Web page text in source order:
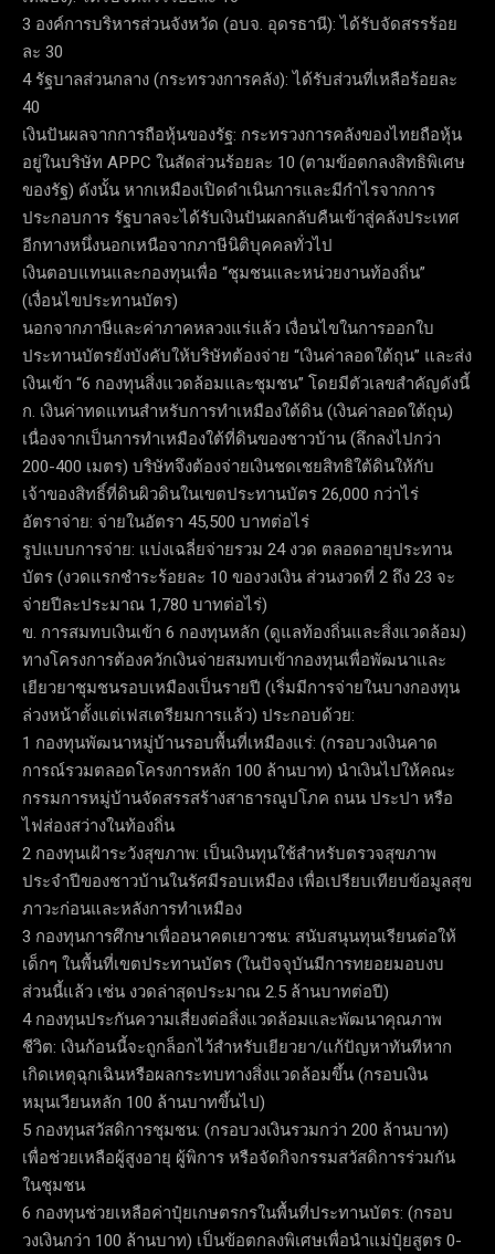
3 องค์การบริหารส่วนจังหวัด (อบจ. อุดรธานี): ได้รับจัดสรรร้อย
ละ 30
4 รัฐบาลส่วนกลาง (กระทรวงการคลัง): ได้รับส่วนที่เหลือร้อยละ
40
เงินปันผลจากการถือหุ้นของรัฐ: กระทรวงการคลังของไทยถือหุ้น
อยู่ในบริษัท APPC ในสัดส่วนร้อยละ 10 (ตามข้อตกลงสิทธิพิเศษ
ของรัฐ) ดังนั้น หากเหมืองเปิดดำเนินการและมีกำไรจากการ
ประกอบการ รัฐบาลจะได้รับเงินปันผลกลับคืนเข้าสู่คลังประเทศ
อีกทางหนึ่งนอกเหนือจากภาษีนิติบุคคลทั่วไป
เงินตอบแทนและกองทุนเพื่อ “ชุมชนและหน่วยงานท้องถิ่น”
(เงื่อนไขประทานบัตร)
นอกจากภาษีและค่าภาคหลวงแร่แล้ว เงื่อนไขในการออกใบ
ประทานบัตรยังบังคับให้บริษัทต้องจ่าย “เงินค่าลอดใต้ถุน” และส่ง
เงินเข้า “6 กองทุนสิ่งแวดล้อมและชุมชน” โดยมีตัวเลขสำคัญดังนี้
ก. เงินค่าทดแทนสำหรับการทำเหมืองใต้ดิน (เงินค่าลอดใต้ถุน)
เนื่องจากเป็นการทำเหมืองใต้ที่ดินของชาวบ้าน (ลึกลงไปกว่า
200-400 เมตร) บริษัทจึงต้องจ่ายเงินชดเชยสิทธิใต้ดินให้กับ
เจ้าของสิทธิ์ที่ดินผิวดินในเขตประทานบัตร 26,000 กว่าไร่
อัตราจ่าย: จ่ายในอัตรา 45,500 บาทต่อไร่
รูปแบบการจ่าย: แบ่งเฉลี่ยจ่ายรวม 24 งวด ตลอดอายุประทาน
บัตร (งวดแรกชำระร้อยละ 10 ของวงเงิน ส่วนงวดที่ 2 ถึง 23 จะ
จ่ายปีละประมาณ 1,780 บาทต่อไร่)
ข. การสมทบเงินเข้า 6 กองทุนหลัก (ดูแลท้องถิ่นและสิ่งแวดล้อม)
ทางโครงการต้องควักเงินจ่ายสมทบเข้ากองทุนเพื่อพัฒนาและ
เยียวยาชุมชนรอบเหมืองเป็นรายปี (เริ่มมีการจ่ายในบางกองทุน
ล่วงหน้าตั้งแต่เฟสเตรียมการแล้ว) ประกอบด้วย:
1 กองทุนพัฒนาหมู่บ้านรอบพื้นที่เหมืองแร่: (กรอบวงเงินคาด
การณ์รวมตลอดโครงการหลัก 100 ล้านบาท) นำเงินไปให้คณะ
กรรมการหมู่บ้านจัดสรรสร้างสาธารณูปโภค ถนน ประปา หรือ
ไฟส่องสว่างในท้องถิ่น
2 กองทุนเฝ้าระวังสุขภาพ: เป็นเงินทุนใช้สำหรับตรวจสุขภาพ
ประจำปีของชาวบ้านในรัศมีรอบเหมือง เพื่อเปรียบเทียบข้อมูลสุข
ภาวะก่อนและหลังการทำเหมือง
3 กองทุนการศึกษาเพื่ออนาคตเยาวชน: สนับสนุนทุนเรียนต่อให้
เด็กๆ ในพื้นที่เขตประทานบัตร (ในปัจจุบันมีการทยอยมอบงบ
ส่วนนี้แล้ว เช่น งวดล่าสุดประมาณ 2.5 ล้านบาทต่อปี)
4 กองทุนประกันความเสี่ยงต่อสิ่งแวดล้อมและพัฒนาคุณภาพ
ชีวิต: เงินก้อนนี้จะถูกล็อกไว้สำหรับเยียวยา/แก้ปัญหาทันทีหาก
เกิดเหตุฉุกเฉินหรือผลกระทบทางสิ่งแวดล้อมขึ้น (กรอบเงิน
หมุนเวียนหลัก 100 ล้านบาทขึ้นไป)
5 กองทุนสวัสดิการชุมชน: (กรอบวงเงินรวมกว่า 200 ล้านบาท)
เพื่อช่วยเหลือผู้สูงอายุ ผู้พิการ หรือจัดกิจกรรมสวัสดิการร่วมกัน
ในชุมชน
6 กองทุนช่วยเหลือค่าปุ๋ยเกษตรกรในพื้นที่ประทานบัตร: (กรอบ
วงเงินกว่า 100 ล้านบาท) เป็นข้อตกลงพิเศษเพื่อนำแม่ปุ๋ยสูตร 0-